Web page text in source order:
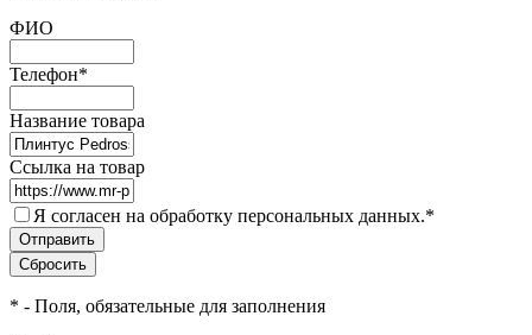
ФИО
Телефон*
Название товара
Ссылка на товар
Я согласен на обработку персональных данных.*
* - Поля, обязательные для заполнения